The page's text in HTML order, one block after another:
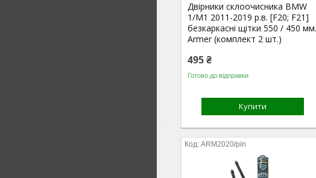
Двірники склоочисника BMW
1/M1 2011-2019 р.в. [F20; F21]
безкаркасні щітки 550 / 450 мм.
Armer (комплект 2 шт.)
495 ₴
Готово до відправки
Купити
ARM2020/pin